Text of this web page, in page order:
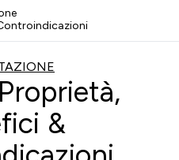
&